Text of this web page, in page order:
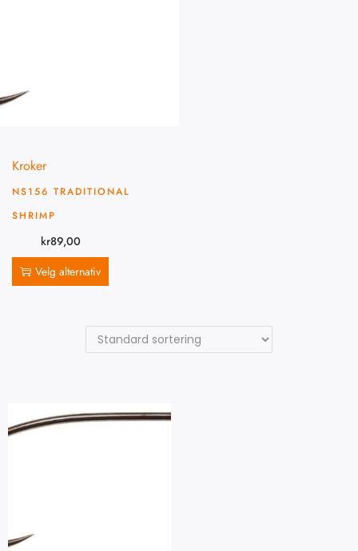
Kroker
NS156 TRADITIONAL
SHRIMP
kr89,00
Velg alternativ